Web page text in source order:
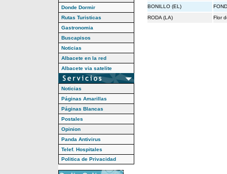
Donde Dormir
Rutas Turisticas
Gastronomia
Buscapisos
Noticias
Albacete en la red
Albacete via satelite
Noticias
Páginas Amarillas
Páginas Blancas
Postales
Opinion
Panda Antivirus
Telef. Hospitales
Politica de Privacidad
BONILLO (EL)
RODA (LA)
Flor